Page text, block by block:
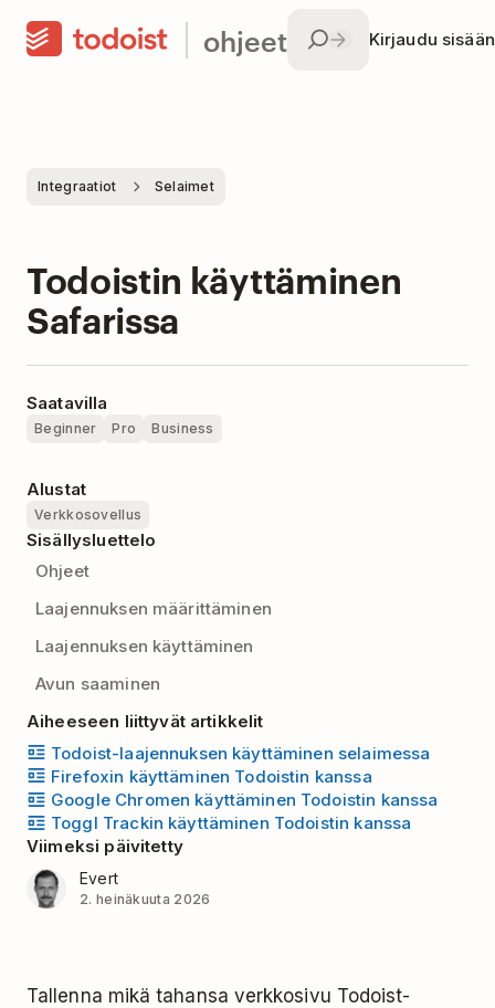
ohjeet Kirjaudu sisään
Integraatiot Selaimet
Todoistin käyttäminen
Safarissa
Saatavilla
Beginner Pro Business
Alustat
Verkkosovellus
Sisällysluettelo
Ohjeet
Laajennuksen määrittäminen
Laajennuksen käyttäminen
Avun saaminen
Aiheeseen liittyvät artikkelit
Todoist-laajennuksen käyttäminen selaimessa
Firefoxin käyttäminen Todoistin kanssa
Google Chromen käyttäminen Todoistin kanssa
Toggl Trackin käyttäminen Todoistin kanssa
Viimeksi päivitetty
Evert
2. heinäkuuta 2026
Tallenna mikä tahansa verkkosivu Todoist-